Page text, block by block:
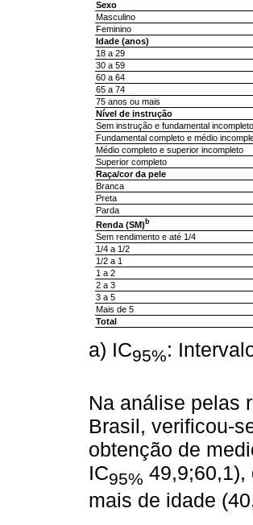
Sexo
Masculino
Feminino
Idade (anos)
18 a 29
30 a 59
60 a 64
65 a 74
75 anos ou mais
Nível de instrução
Sem instrução e fundamental incompleto
Fundamental completo e médio
Médio completo e superior incompleto
Superior completo
Raça/cor da pele
Branca
Preta
Parda
Renda (SM) b
Sem rendimento e até 1/4
1/4 a 1/2
1/2 a 1
1 a 2
2 a 3
3 a 5
Mais de 5
Total
a) IC95%:
Na análise pelas
Brasil, verificou-
obtenção de
IC95% 49,9;60,1),
mais de idade